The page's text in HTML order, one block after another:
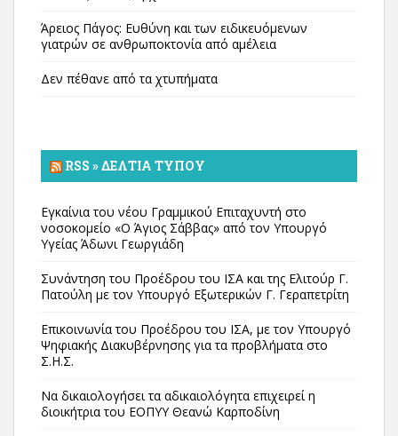
Άρειος Πάγος: Ευθύνη και των ειδικευόμενων
γιατρών σε ανθρωποκτονία από αμέλεια
Δεν πέθανε από τα χτυπήματα
RSS » ΔΕΛΤΊΑ ΤΎΠΟΥ
Εγκαίνια του νέου Γραμμικού Επιταχυντή στο
νοσοκομείο «Ο Άγιος Σάββας» από τον Υπουργό
Υγείας Άδωνι Γεωργιάδη
Συνάντηση του Προέδρου του ΙΣΑ και της Ελιτούρ Γ.
Πατούλη με τον Υπουργό Εξωτερικών Γ. Γεραπετρίτη
Επικοινωνία του Προέδρου του ΙΣΑ, με τον Υπουργό
Ψηφιακής Διακυβέρνησης για τα προβλήματα στο
Σ.Η.Σ.
Να δικαιολογήσει τα αδικαιολόγητα επιχειρεί η
διοικήτρια του ΕΟΠΥΥ Θεανώ Καρποδίνη